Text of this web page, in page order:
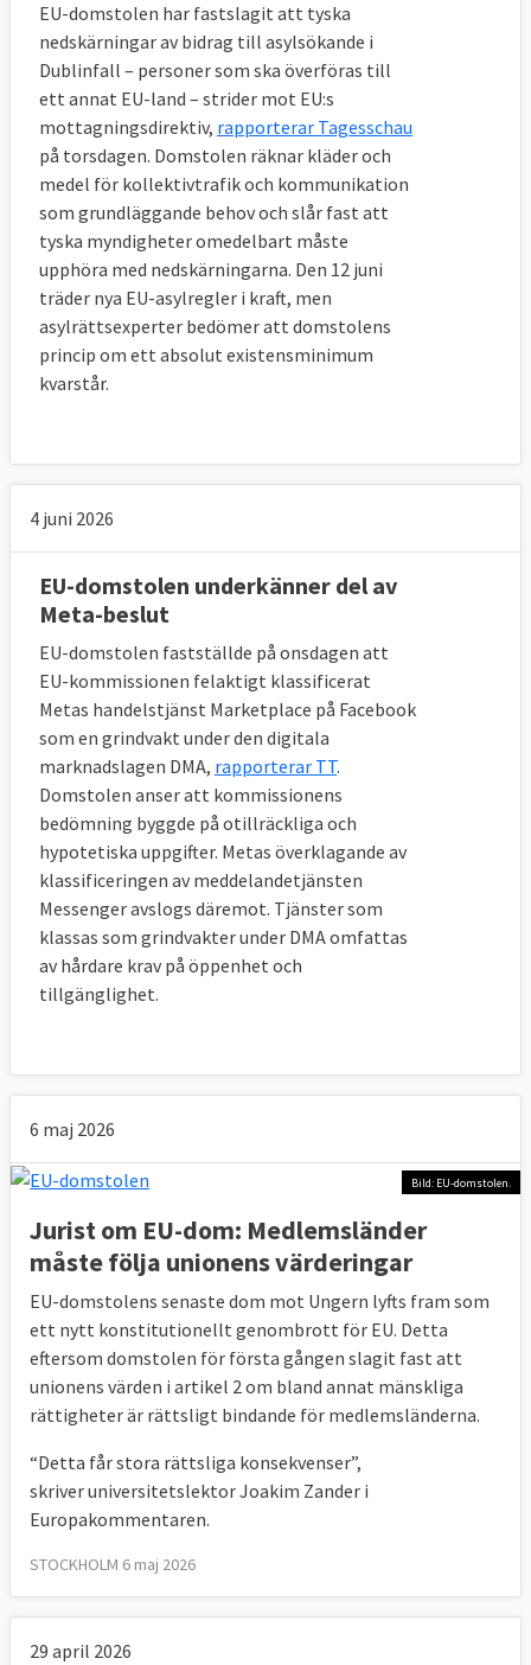
EU-domstolen har fastslagit att tyska
nedskärningar av bidrag till asylsökande i
Dublinfall – personer som ska överföras till
ett annat EU-land – strider mot EU:s
mottagningsdirektiv, rapporterar Tagesschau
på torsdagen. Domstolen räknar kläder och
medel för kollektivtrafik och kommunikation
som grundläggande behov och slår fast att
tyska myndigheter omedelbart måste
upphöra med nedskärningarna. Den 12 juni
träder nya EU-asylregler i kraft, men
asylrättsexperter bedömer att domstolens
princip om ett absolut existensminimum
kvarstår.
4 juni 2026
EU-domstolen underkänner del av
Meta-beslut
EU-domstolen fastställde på onsdagen att
EU-kommissionen felaktigt klassificerat
Metas handelstjänst Marketplace på Facebook
som en grindvakt under den digitala
marknadslagen DMA, rapporterar TT.
Domstolen anser att kommissionens
bedömning byggde på otillräckliga och
hypotetiska uppgifter. Metas överklagande av
klassificeringen av meddelandetjänsten
Messenger avslogs däremot. Tjänster som
klassas som grindvakter under DMA omfattas
av hårdare krav på öppenhet och
tillgänglighet.
6 maj 2026
Bild: EU-domstolen.
Jurist om EU-dom: Medlemsländer
måste följa unionens värderingar
EU-domstolens senaste dom mot Ungern lyfts fram som
ett nytt konstitutionellt genombrott för EU. Detta
eftersom domstolen för första gången slagit fast att
unionens värden i artikel 2 om bland annat mänskliga
rättigheter är rättsligt bindande för medlemsländerna.
“Detta får stora rättsliga konsekvenser”,
skriver universitetslektor Joakim Zander i
Europakommentaren.
STOCKHOLM 6 maj 2026
29 april 2026